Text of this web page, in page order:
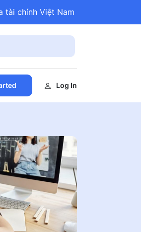
tài chính Việt Nam
Log In